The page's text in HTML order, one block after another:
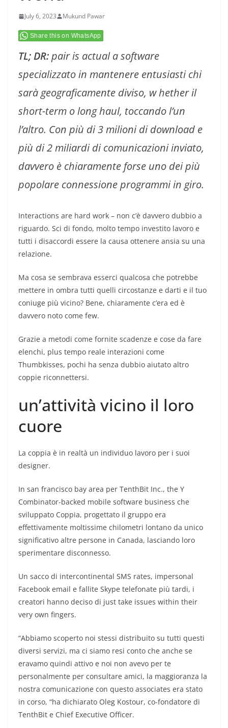
July 6, 2023 Mukund Pawar
Share this on WhatsApp
TL; DR:pair is actual a software
specializzato in mantenere entusiasti chi
sarà geograficamente diviso, whether il
short-term o long haul, toccando l’un
l’altro. Con più di 3 milioni di download e
più di 2 miliardi di comunicazioni inviato,
davvero è chiaramente forse uno dei più
popolare connessione programmi in giro.
Interactions are hard work – non c’è davvero dubbio a
riguardo. Sci di fondo, molto tempo investito lavoro e
tutti i disaccordi essere la causa ottenere ansia su una
relazione.
Ma cosa se sembrava esserci qualcosa che potrebbe
mettere in ombra tutti quelli circostanze e darti e il tuo
coniuge più vicino? Bene, chiaramente c’era ed è
davvero noto come few.
Grazie a metodi come fornite scadenze e cose da fare
elenchi, plus tempo reale interazioni come
Thumbkisses, pochi ha senza dubbio aiutato altro
coppie riconnettersi.
un’attività vicino il loro
cuore
La coppia è in realtà un individuo lavoro per i suoi
designer.
In san francisco bay area per TenthBit Inc., the Y
Combinator-backed mobile software business che
sviluppato Coppia, progettato il gruppo era
effettivamente moltissime chilometri lontano da unico
significativo altre persone in Canada, lasciando loro
sperimentare disconnesso.
Un sacco di intercontinental SMS rates, impersonal
Facebook email e fallite Skype telefonate più tardi, i
creatori hanno deciso di just take issues within their
very own fingers.
“Abbiamo scoperto noi stessi distribuito su tutti questi
diversi servizi, ma ci siamo resi conto che anche se
eravamo quindi attivo e noi non avevo per te
personalmente per consultare amici, la maggioranza la
nostra comunicazione con questo associates era stato
in corso, “ha dichiarato Oleg Kostour, co-fondatore di
TenthBit e Chief Executive Officer.